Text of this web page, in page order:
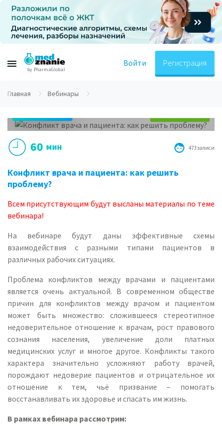
by PharmaGlobal
Войти Регистрация
Главная
Вебинары
60 мин 473 записи
Конфликт врача и пациента: как решить
проблему?
Всем присутствующим будут высланы материалы по теме
вебинара!
На вебинаре будут даны эффективные схемы
взаимодействия с разными типами пациентов в
различных рабочих ситуациях.
Проблема конфликтов между врачами и пациентами
является очень актуальной. В современном обществе
причин для конфликтов между врачом и пациентом
может быть множество: сложившееся стереотипное
недоверительное отношение к врачам, рост правового
сознания населения, увеличение доли платных
медицинских услуг и многое другое. Конфликты такого
характера значительно усложняют работу врачей,
порождают недоверие пациентов и отрицательное их
отношение к тем, чьё призвание – помогать
восстанавливать их здоровье и спасать им жизнь.
В рамках вебинара рассмотрим: